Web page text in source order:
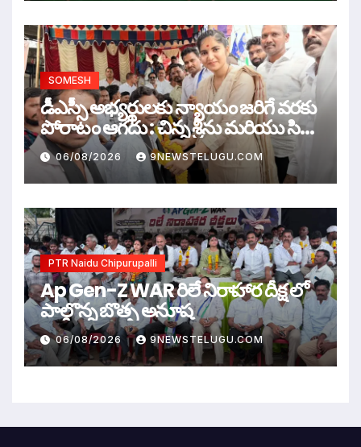
SOMESH
డీఎస్సీ అభ్యర్థులకు న్యాయం జరిగే వరకు
పోరాటం ఆగదు : చిన్న శ్రీను మరియు సిరి
సహస్ర
06/08/2026 9NEWSTELUGU.COM
PTR Naidu Chipurupalli
Ap Gen-Z WAR రిలే నిరాహార దీక్ష లో
పాల్గొన్న బొత్స అనూష
06/08/2026 9NEWSTELUGU.COM